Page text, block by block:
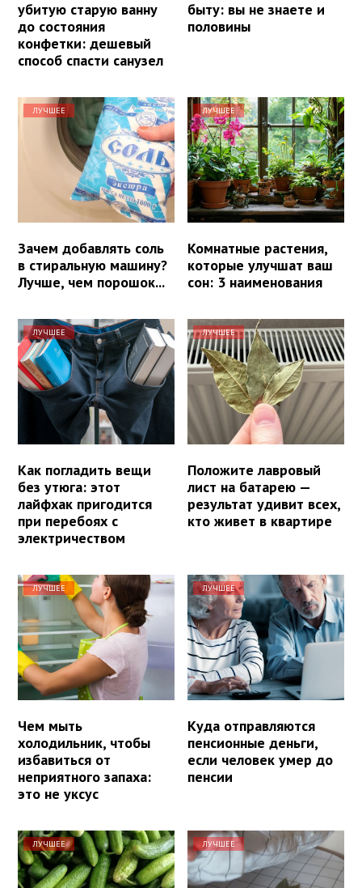
убитую старую ванну
до состояния
конфетки: дешевый
способ спасти санузел
быту: вы не знаете и
половины
ЛУЧШЕЕ
Зачем добавлять соль
в стиральную машину?
Лучше, чем порошок...
ЛУЧШЕЕ
Комнатные растения,
которые улучшат ваш
сон: 3 наименования
ЛУЧШЕЕ
Как погладить вещи
без утюга: этот
лайфхак пригодится
при перебоях с
электричеством
ЛУЧШЕЕ
Положите лавровый
лист на батарею —
результат удивит всех,
кто живет в квартире
ЛУЧШЕЕ
Чем мыть
холодильник, чтобы
избавиться от
неприятного запаха:
это не уксус
ЛУЧШЕЕ
Куда отправляются
пенсионные деньги,
если человек умер до
пенсии
ЛУЧШЕЕ ЛУЧШЕЕ